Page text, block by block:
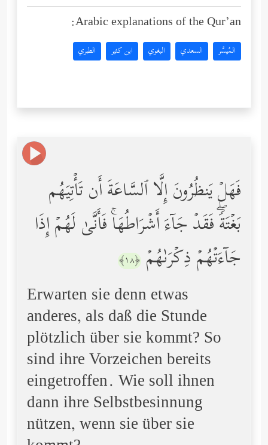
Arabic explanations of the Qur’an:
المُيسَّر السعدي البغوي ابن كثير الطبري
فَهَلۡ یَنظُرُونَ إِلَّا ٱلسَّاعَةَ أَن تَأۡتِیَهُم
بَغۡتَةࣰۖ فَقَدۡ جَاۤءَ أَشۡرَاطُهَاۚ فَأَنَّىٰ لَهُمۡ إِذَا
جَاۤءَتۡهُمۡ ذِكۡرَىٰهُمۡ ﴿١٨﴾
Erwarten sie denn etwas
anderes, als daß die Stunde
plötzlich über sie kommt? So
sind ihre Vorzeichen bereits
eingetroffen. Wie soll ihnen
dann ihre Selbstbesinnung
nützen, wenn sie über sie